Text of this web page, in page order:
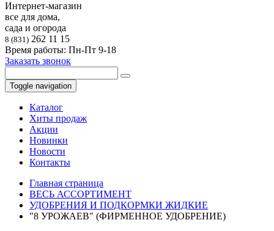
Интернет-магазин
все для дома,
сада и огорода
8 (831) 262 11 15
Время работы: Пн-Пт 9-18
Заказать звонок
Toggle navigation
Каталог
Хиты продаж
Акции
Новинки
Новости
Контакты
Главная страница
ВЕСЬ АССОРТИМЕНТ
УДОБРЕНИЯ И ПОДКОРМКИ ЖИДКИЕ
"8 УРОЖАЕВ" (ФИРМЕННОЕ УДОБРЕНИЕ)